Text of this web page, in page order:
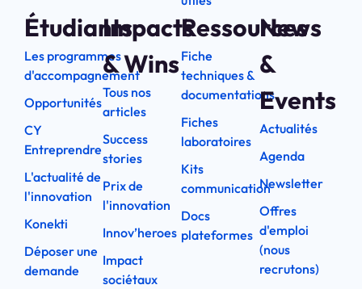
Étudiants
Les programmes
d'accompagnement
Opportunités
CY
Entreprendre
L'actualité de
l'innovation
Konekti
Déposer une
demande
Impacts
& Wins
Tous nos
articles
Success
stories
Prix de
l'innovation
Innov’heroes
Impact
sociétaux
Ressources
Fiche
techniques &
documentations
Fiches
laboratoires
Kits
communication
Docs
plateformes
News
&
Events
Actualités
Agenda
Newsletter
Offres
d'emploi
(nous
recrutons)